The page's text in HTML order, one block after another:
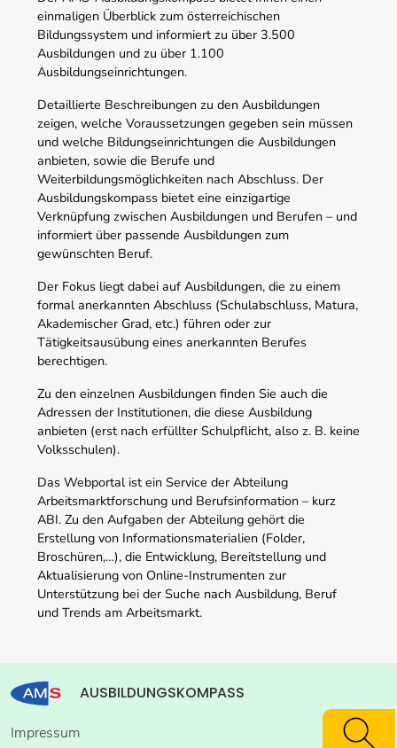
einmaligen Überblick zum österreichischen
Bildungssystem und informiert zu über 3.500
Ausbildungen und zu über 1.100
Ausbildungseinrichtungen.
Detaillierte Beschreibungen zu den Ausbildungen
zeigen, welche Voraussetzungen gegeben sein müssen
und welche Bildungseinrichtungen die Ausbildungen
anbieten, sowie die Berufe und
Weiterbildungsmöglichkeiten nach Abschluss. Der
Ausbildungskompass bietet eine einzigartige
Verknüpfung zwischen Ausbildungen und Berufen – und
informiert über passende Ausbildungen zum
gewünschten Beruf.
Der Fokus liegt dabei auf Ausbildungen, die zu einem
formal anerkannten Abschluss (Schulabschluss, Matura,
Akademischer Grad, etc.) führen oder zur
Tätigkeitsausübung eines anerkannten Berufes
berechtigen.
Zu den einzelnen Ausbildungen finden Sie auch die
Adressen der Institutionen, die diese Ausbildung
anbieten (erst nach erfüllter Schulpflicht, also z. B. keine
Volksschulen).
Das Webportal ist ein Service der Abteilung
Arbeitsmarktforschung und Berufsinformation – kurz
ABI. Zu den Aufgaben der Abteilung gehört die
Erstellung von Informationsmaterialien (Folder,
Broschüren,…), die Entwicklung, Bereitstellung und
Aktualisierung von Online-Instrumenten zur
Unterstützung bei der Suche nach Ausbildung, Beruf
und Trends am Arbeitsmarkt.
AUSBILDUNGSKOMPASS
Impressum